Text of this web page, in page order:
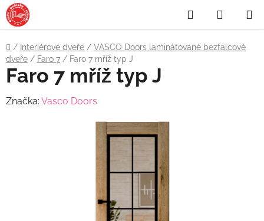
Přejít
na
obsah
Hledat
KOŠÍK
Domů
/ Interiérové dveře / VASCO Doors laminátované bezfalcové
dveře / Faro 7 / Faro 7 mříž typ J
Faro 7 mříž typ J
Značka: Vasco Doors